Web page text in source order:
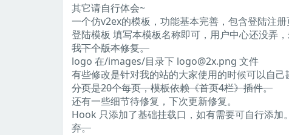
其它请自行体会~
一个仿v2ex的模板，功能基本完善，包含登陆注册
登陆模板 填写本模板名称即可，用户中心还没弄，
我下个版本修复。
logo 在/images/目录下 logo@2x.png 文件
有些修改是针对我的站的大家使用的时候可以自己
分页是20个每页，模板依赖《首页4栏》插件。
还有一些细节待修复，下次更新修复。
Hook 只添加了基础挂载口，如有需要可自行添加。
弃。